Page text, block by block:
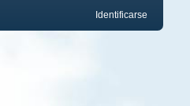
Identificarse